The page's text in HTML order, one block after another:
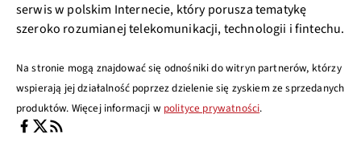
serwis w polskim Internecie, który porusza tematykę
szeroko rozumianej telekomunikacji, technologii i fintechu.
Na stronie mogą znajdować się odnośniki do witryn partnerów, którzy
wspierają jej działalność poprzez dzielenie się zyskiem ze sprzedanych
produktów. Więcej informacji w polityce prywatności.